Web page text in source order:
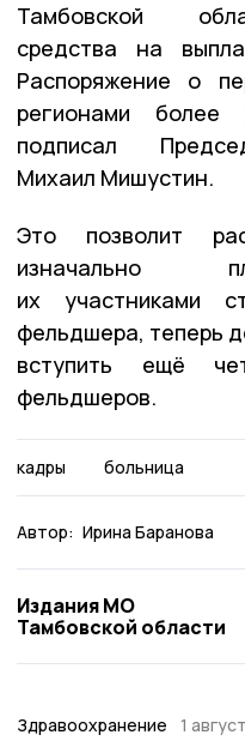
Тамбовской
средства на
Распоряжение о
регионами более
подписал
Михаил Мишустин.
Это позволит
изначально
их участниками
фельдшера, теперь
вступить ещё
фельдшеров.
кадры больница
Автор: Ирина Баранова
Издания МО
Тамбовской области
Здравоохранение 1